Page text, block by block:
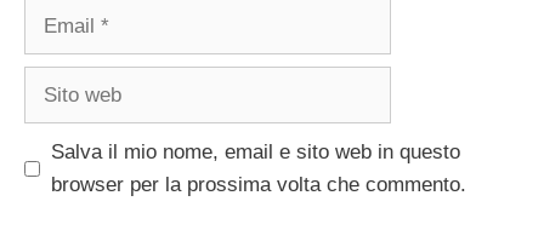
Email
Sito
Salva il mio nome, email e sito web in questo
browser per la prossima volta che commento.